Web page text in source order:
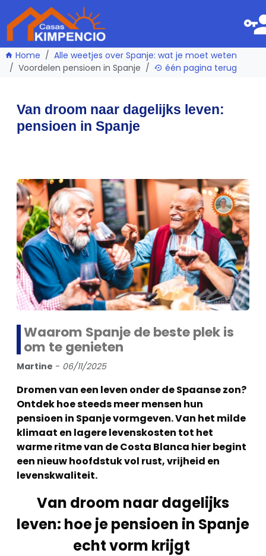
Home
Alle weetjes over Spanje: wat je moet weten
Voordelen pensioen in Spanje
één pagina terug
Van droom naar dagelijks leven:
pensioen in Spanje
Waarom Spanje de beste plek is
om te genieten
Martine - 06/11/2025
Dromen van een leven onder de Spaanse zon?
Ontdek hoe steeds meer mensen hun
pensioen in Spanje vormgeven. Van het milde
klimaat en lagere levenskosten tot het
warme ritme van de Costa Blanca hier begint
een nieuw hoofdstuk vol rust, vrijheid en
levenskwaliteit.
Van droom naar dagelijks
leven: hoe je pensioen in Spanje
echt vorm krijgt